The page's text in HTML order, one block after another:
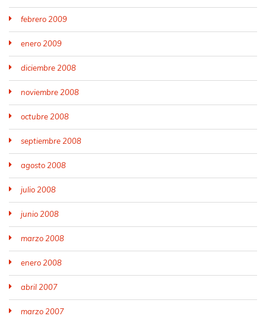
febrero 2009
enero 2009
diciembre 2008
noviembre 2008
octubre 2008
septiembre 2008
agosto 2008
julio 2008
junio 2008
marzo 2008
enero 2008
abril 2007
marzo 2007